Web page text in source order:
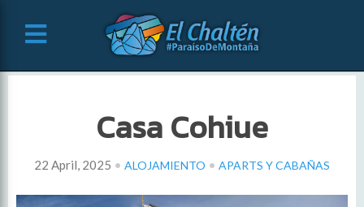
Casa Cohiue
22 April, 2025 • ALOJAMIENTO • APARTS Y CABAÑAS